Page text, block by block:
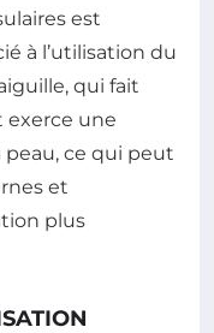
est
à l’utilisation du
qui fait
exerce une
peau, ce qui peut
et
plus